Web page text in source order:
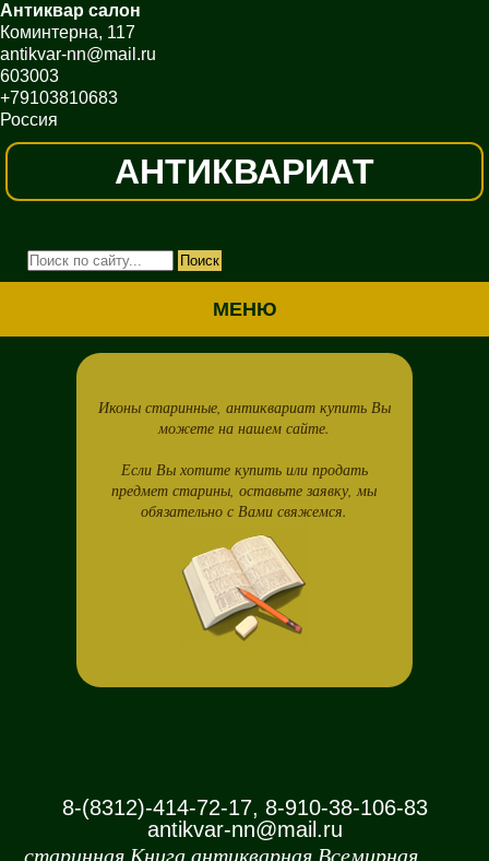
Антиквар салон
Коминтерна, 117
antikvar-nn@mail.ru
603003
+79103810683
Россия
АНТИКВАРИАТ
МЕНЮ
Иконы старинные, антиквариат купить Вы
можете на нашем сайте.
Если Вы хотите купить или продать
предмет старины, оставьте заявку, мы
обязательно с Вами свяжемся.
8-(8312)-414-72-17, 8-910-38-106-83
antikvar-nn@mail.ru
старинная Книга антикварная Всемирная